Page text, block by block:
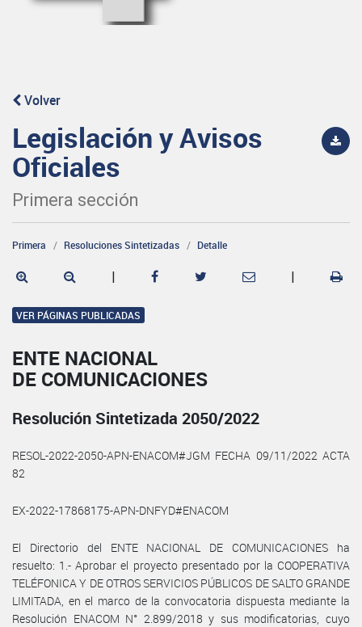
Volver
Legislación y Avisos
Oficiales
Primera sección
Primera Resoluciones Sintetizadas Detalle
| |
VER PÁGINAS PUBLICADAS
ENTE NACIONAL
DE COMUNICACIONES
Resolución Sintetizada 2050/2022
RESOL-2022-2050-APN-ENACOM#JGM FECHA 09/11/2022 ACTA
82
EX-2022-17868175-APN-DNFYD#ENACOM
El Directorio del ENTE NACIONAL DE COMUNICACIONES ha
resuelto: 1.- Aprobar el proyecto presentado por la COOPERATIVA
TELÉFONICA Y DE OTROS SERVICIOS PÚBLICOS DE SALTO GRANDE
LIMITADA, en el marco de la convocatoria dispuesta mediante la
Resolución ENACOM N° 2.899/2018 y sus modificatorias, cuyo